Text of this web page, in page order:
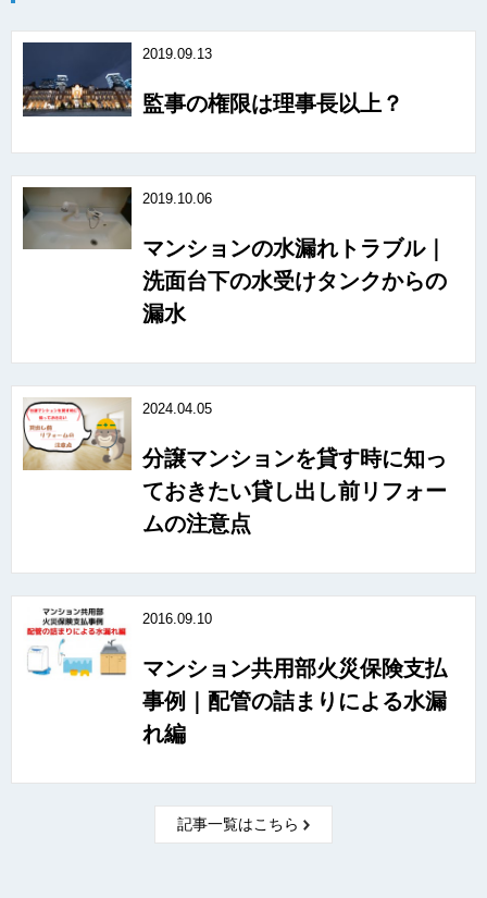
2019.09.13
監事の権限は理事長以上？
2019.10.06
マンションの水漏れトラブル｜
洗面台下の水受けタンクからの
漏水
2024.04.05
分譲マンションを貸す時に知っ
ておきたい貸し出し前リフォー
ムの注意点
2016.09.10
マンション共用部火災保険支払
事例｜配管の詰まりによる水漏
れ編
記事一覧はこちら